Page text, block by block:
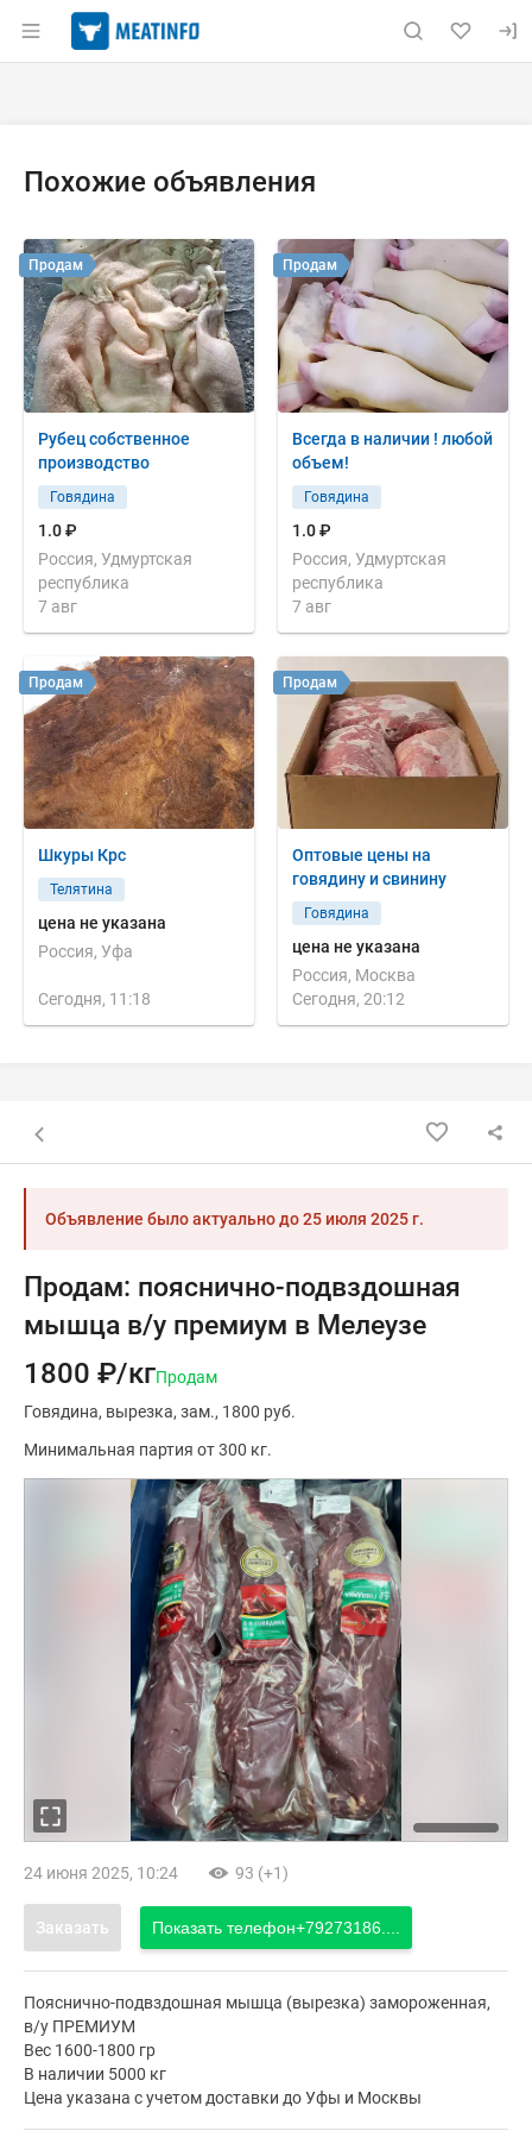
Раздел навигации по сайту meatinfo.ru
Похожие объявления
Рубец собственное
производство
Говядина
1.0 ₽
Россия, Удмуртская
республика
7 авг
Продам
Всегда в наличии ! любой
объем!
Говядина
1.0 ₽
Россия, Удмуртская
республика
7 авг
Продам
Шкуры Крс
Телятина
цена не указана
Россия, Уфа
Сегодня, 11:18
Продам
Оптовые цены на
говядину и свинину
Говядина
цена не указана
Россия, Москва
Сегодня, 20:12
Продам
Назад к списку объявлений
Объявление было актуально до25 июля 2025 г.
Продам: пояснично-подвздошная
мышца в/у премиум в Мелеузе
1800 ₽/кгПродам
Говядина вырезка зам. 1800 руб.
Минимальная партия от 300 кг.
24 июня 2025, 10:24 93 (+1)
Заказать Показать телефон+79273186....
Пояснично-подвздошная мышца (вырезка) замороженная,
в/у ПРЕМИУМ
Вес 1600-1800 гр
В наличии 5000 кг
Цена указана с учетом доставки до Уфы и Москвы